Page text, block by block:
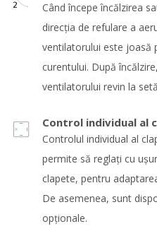
Când începe încălzirea
direcţia de refulare a
ventilatorului este joasă
curentului. După
ventilatorului revin la
Control individual al
Controlul individual al
permite să reglaţi cu
clapete, pentru
De asemenea, sunt
opţionale.